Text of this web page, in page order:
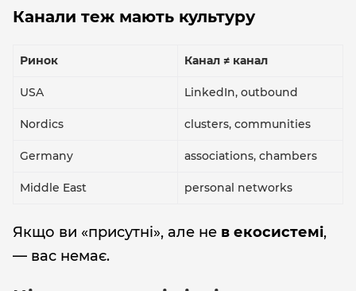
Канали теж мають культуру
Ринок Канал ≠ канал
USA LinkedIn, outbound
Nordics clusters, communities
Germany associations, chambers
Middle East personal networks
Якщо ви «присутні», але не в екосистемі,
— вас немає.